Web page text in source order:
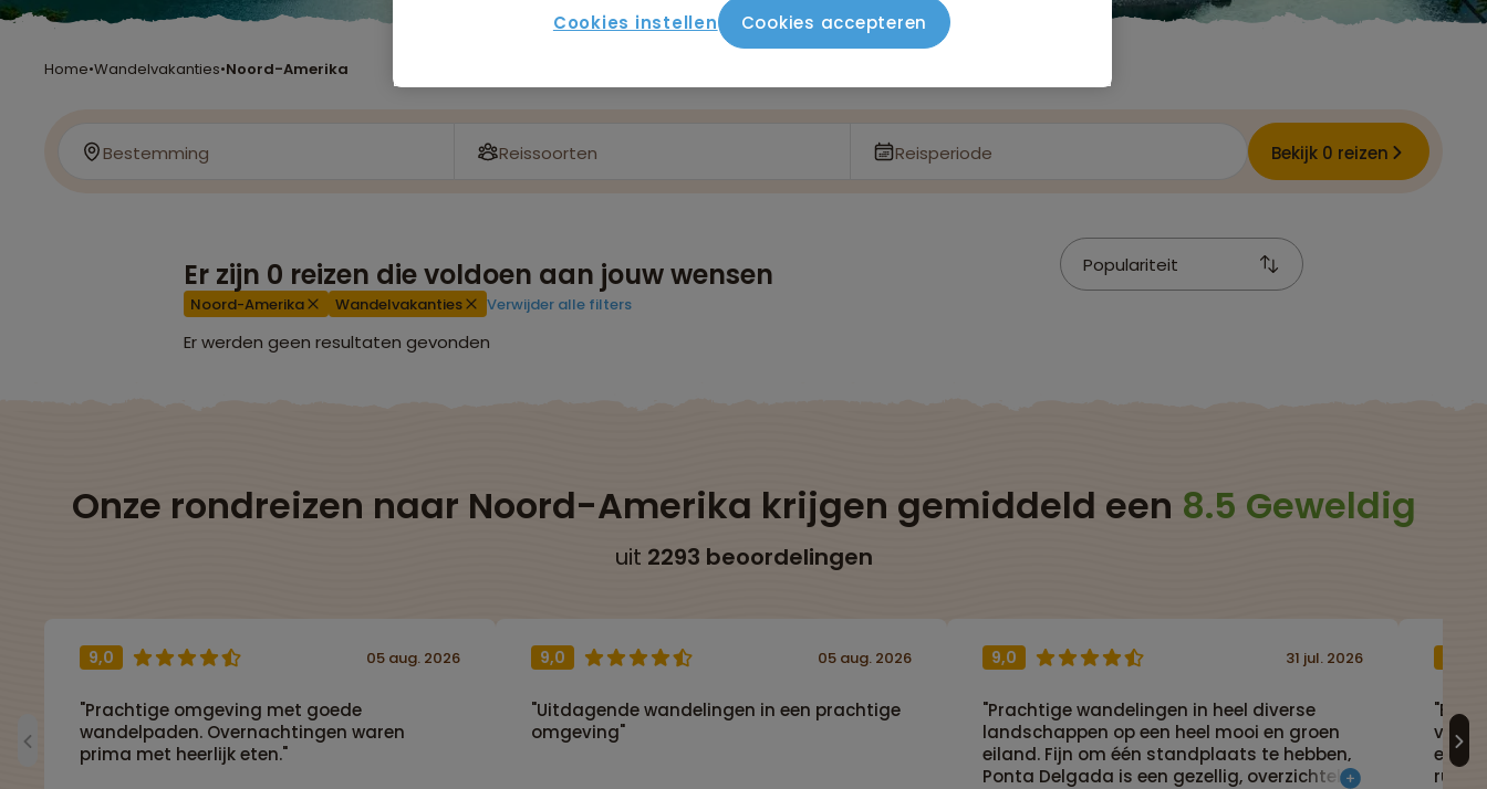
Home•Wandelvakanties•Noord-Amerika
Bestemming Reissoorten Reisperiode Bekijk 0 reizen
Er zijn 0 reizen die voldoen aan jouw wensen Populariteit
Noord-Amerika Wandelvakanties Verwijder alle filters
Er werden geen resultaten gevonden
Onze rondreizen naar Noord-Amerika krijgen gemiddeld een 8.5 Geweldig
uit 2293 beoordelingen
9,0
"Prachtige omgeving met goede
wandelpaden. Overnachtingen waren
prima met heerlijk eten."
05 aug. 2026 9,0
"Uitdagende wandelingen in een prachtige
omgeving"
05 aug. 2026 9,0
"Prachtige wandelingen in heel diverse
landschappen op een heel mooi en groen
eiland. Fijn om één standplaats te hebben,
Ponta Delgada is een gezellig, overzichtelijk
31 jul. 2026
"Echt
en
Cookies instellen Cookies accepteren